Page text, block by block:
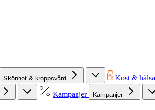
Skönhet & kroppsvård Kost & hälsa
Kampanjer Kampanjer